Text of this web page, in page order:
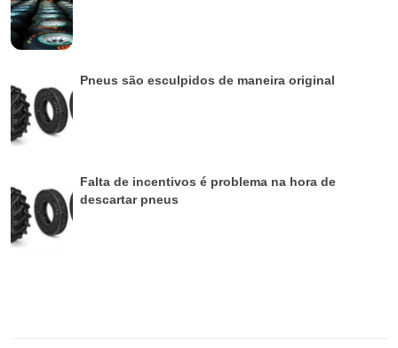
Pneus são esculpidos de maneira original
Falta de incentivos é problema na hora de
descartar pneus